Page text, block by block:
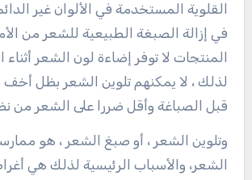
القلوية المستخدمة في الألوان غير
في إزالة الصبغة الطبيعية للشعر من
المنتجات لا توفر إضاءة لون الشعر أثناء
لذلك ، لا يمكنهم تلوين الشعر بظل أخف
قبل الصباغة وأقل ضررا على الشعر من
وتلوين الشعر ، أو صبغ الشعر ، هو
الشعر، والأسباب الرئيسية لذلك هي